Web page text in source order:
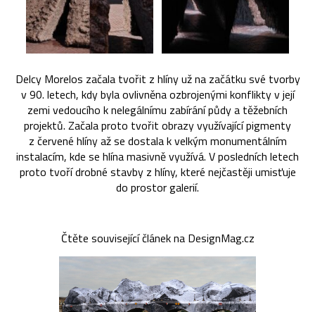
Delcy Morelos začala tvořit z hlíny už na začátku své tvorby
v 90. letech, kdy byla ovlivněna ozbrojenými konflikty v její
zemi vedoucího k nelegálnímu zabírání půdy a těžebních
projektů. Začala proto tvořit obrazy využívající pigmenty
z červené hlíny až se dostala k velkým monumentálním
instalacím, kde se hlína masivně využívá. V posledních letech
proto tvoří drobné stavby z hlíny, které nejčastěji umisťuje
do prostor galerií.
Čtěte související článek na DesignMag.cz